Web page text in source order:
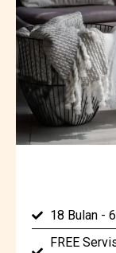
18 Bulan -
FREE